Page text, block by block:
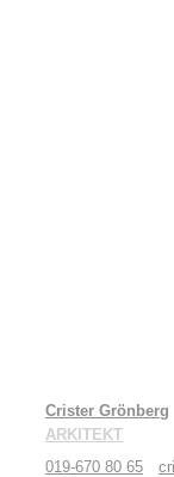
Crister Grönberg
ARKITEKT
019-670 80 65